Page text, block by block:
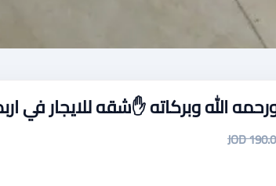
الله وبركاته ✋شقه للايجار في
190.00